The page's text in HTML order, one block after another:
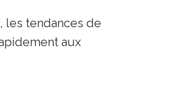
les tendances de
aux